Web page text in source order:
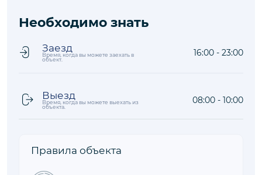
Необходимо знать
Заезд
Время, когда вы можете заехать в
объект.
16:00 - 23:00
Выезд
Время, когда вы можете выехать из
объекта.
08:00 - 10:00
Правила объекта